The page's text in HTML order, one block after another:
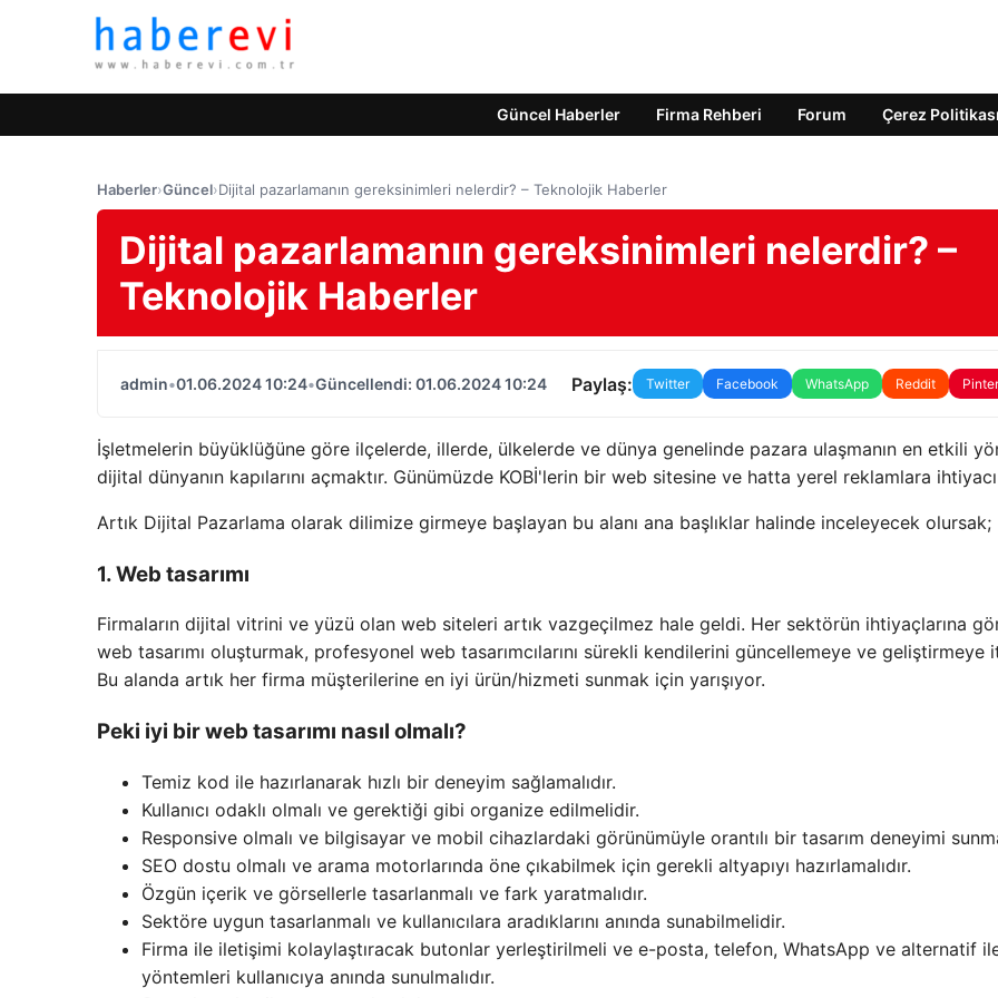
Güncel Haberler Firma Rehberi Forum Çerez Politikası
Haberler›Güncel›Dijital pazarlamanın gereksinimleri nelerdir? – Teknolojik Haberler
Dijital pazarlamanın gereksinimleri nelerdir? –
Teknolojik Haberler
admin•01.06.2024 10:24•Güncellendi: 01.06.2024 10:24 Paylaş: Twitter Facebook WhatsApp Reddit
İşletmelerin büyüklüğüne göre ilçelerde, illerde, ülkelerde ve dünya genelinde pazara ulaşmanın en etkili
dijital dünyanın kapılarını açmaktır. Günümüzde KOBİ'lerin bir web sitesine ve hatta yerel reklamlara
Artık Dijital Pazarlama olarak dilimize girmeye başlayan bu alanı ana başlıklar halinde inceleyecek olursak;
1. Web tasarımı
Firmaların dijital vitrini ve yüzü olan web siteleri artık vazgeçilmez hale geldi. Her sektörün ihtiyaçlarına
web tasarımı oluşturmak, profesyonel web tasarımcılarını sürekli kendilerini güncellemeye ve geliştirmeye
Bu alanda artık her firma müşterilerine en iyi ürün/hizmeti sunmak için yarışıyor.
Peki iyi bir web tasarımı nasıl olmalı?
Temiz kod ile hazırlanarak hızlı bir deneyim sağlamalıdır.
Kullanıcı odaklı olmalı ve gerektiği gibi organize edilmelidir.
Responsive olmalı ve bilgisayar ve mobil cihazlardaki görünümüyle orantılı bir tasarım deneyimi
SEO dostu olmalı ve arama motorlarında öne çıkabilmek için gerekli altyapıyı hazırlamalıdır.
Özgün içerik ve görsellerle tasarlanmalı ve fark yaratmalıdır.
Sektöre uygun tasarlanmalı ve kullanıcılara aradıklarını anında sunabilmelidir.
Firma ile iletişimi kolaylaştıracak butonlar yerleştirilmeli ve e-posta, telefon, WhatsApp ve alternatif
yöntemleri kullanıcıya anında sunulmalıdır.